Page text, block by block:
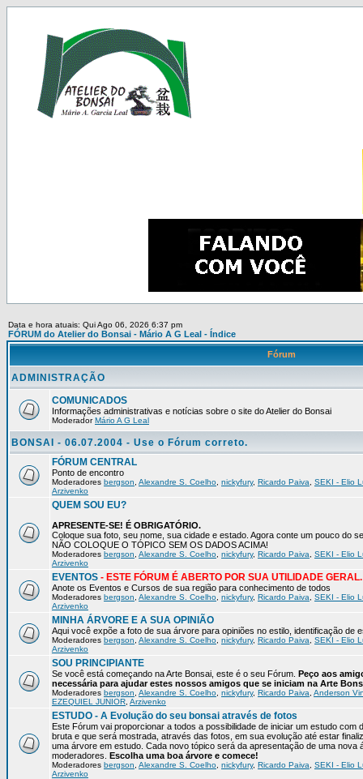
Data e hora atuais: Qui Ago 06, 2026 6:37 pm
FÓRUM do Atelier do Bonsai - Mário A G Leal - Índice
Fórum
ADMINISTRAÇÃO
COMUNICADOS
Informações administrativas e notícias sobre o site do Atelier do Bonsai
ModeradorMário A G Leal
BONSAI - 06.07.2004 - Use o Fórum correto.
FÓRUM CENTRAL
Ponto de encontro
Moderadores bergson Alexandre S. Coelho nickyfury, Ricardo Paiva
SEKI - Elio
Arzivenko
QUEM SOU EU?
APRESENTE-SE! É OBRIGATÓRIO.
Coloque sua foto, seu nome, sua cidade e estado. Agora conte um pouco do
NÃO COLOQUE O TÓPICO SEM OS DADOS ACIMA!
Moderadores bergson Alexandre S. Coelho nickyfury, Ricardo Paiva
SEKI - Elio
Arzivenko
EVENTOS - ESTE FÓRUM É ABERTO POR SUA UTILIDADE GERAL.
Anote os Eventos e Cursos de sua região para conhecimento de todos
Moderadores bergson Alexandre S. Coelho nickyfury, Ricardo Paiva
SEKI - Elio
Arzivenko
MINHA ÁRVORE E A SUA OPINIÃO
Aqui você expõe a foto de sua árvore para opiniões no estilo, identificação de
Moderadores bergson Alexandre S. Coelho nickyfury, Ricardo Paiva
SEKI - Elio
Arzivenko
SOU PRINCIPIANTE
Se você está começando na Arte Bonsai, este é o seu Fórum. Peço aos
necessária para ajudar estes nossos amigos que se iniciam na Arte
Moderadores bergson Alexandre S. Coelho nickyfury, Ricardo Paiva Anderson
EZEQUIEL JUNIOR Arzivenko
ESTUDO - A Evolução do seu bonsai através de fotos
Este Fórum vai proporcionar a todos a possibilidade de iniciar um estudo com
bruta e que será mostrada, através das fotos, em sua evolução até estar
uma árvore em estudo. Cada novo tópico será da apresentação de uma
moderadores. Escolha uma boa árvore e comece!
Moderadores bergson Alexandre S. Coelho nickyfury, Ricardo Paiva
SEKI - Elio
Arzivenko